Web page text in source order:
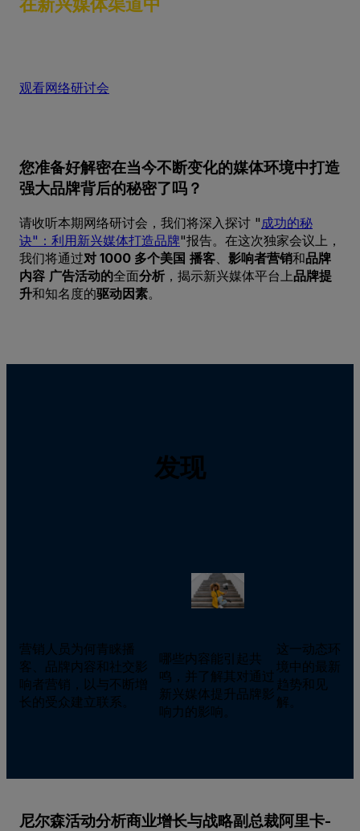
观看网络研讨会
您准备好解密在当今不断变化的媒体环境中打造
强大品牌背后的秘密了吗？
请收听本期网络研讨会，我们将深入探讨 " 成功的秘
诀"：利用新兴媒体打造品牌"报告。在这次独家会议上，
我们将通过对 1000 多个美国 播客 影响者营销和品牌
内容 广告活动的全面分析 ，揭示新兴媒体平台上品牌提
升和知名度的驱动因素。
发现
营销人员为何青睐播
客、品牌内容和社交影
响者营销，以与不断增
长的受众建立联系。
哪些内容能引起共
鸣，并了解其对通过
新兴媒体提升品牌影
响力的影响。
这一动态环
境中的最新
趋势和见
解。
尼尔森活动分析商业增长与战略副总裁阿里卡-